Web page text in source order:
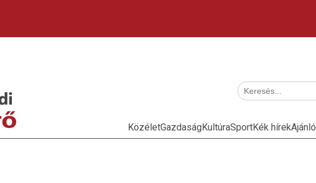
KözéletGazdaságKultúraSportKék hírekAjánló